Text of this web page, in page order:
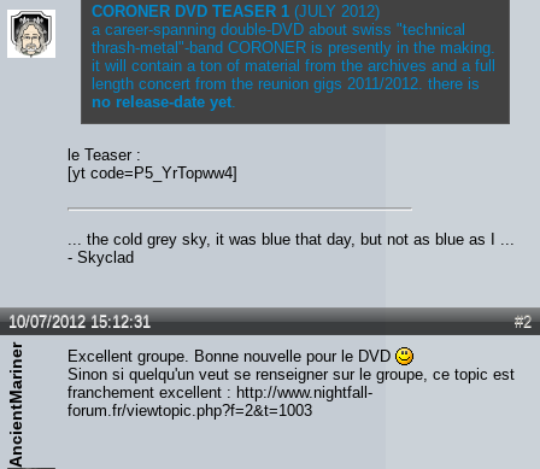
CORONER DVD TEASER 1 (JULY 2012)
a career-spanning double-DVD about swiss "technical
thrash-metal"-band CORONER is presently in the making.
it will contain a ton of material from the archives and a full
length concert from the reunion gigs 2011/2012. there is
no release-date yet
le Teaser :
[yt code=P5_YrTopww4]
... the cold grey sky, it was blue that day, but not as blue as I ...
- Skyclad
#2
10/07/2012 15:12:31
AncientMariner
Excellent groupe. Bonne nouvelle pour le DVD
Sinon si quelqu'un veut se renseigner sur le groupe, ce topic est
franchement excellent : http://www.nightfall-
forum.fr/viewtopic.php?f=2&t=1003